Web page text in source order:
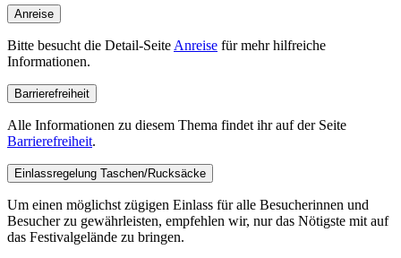
Anreise
Bitte besucht die Detail-Seite Anreise für mehr hilfreiche
Informationen.
Barrierefreiheit
Alle Informationen zu diesem Thema findet ihr auf der Seite
Barrierefreiheit.
Einlassregelung Taschen/Rucksäcke
Um einen möglichst zügigen Einlass für alle Besucherinnen und
Besucher zu gewährleisten, empfehlen wir, nur das Nötigste mit auf
das Festivalgelände zu bringen.